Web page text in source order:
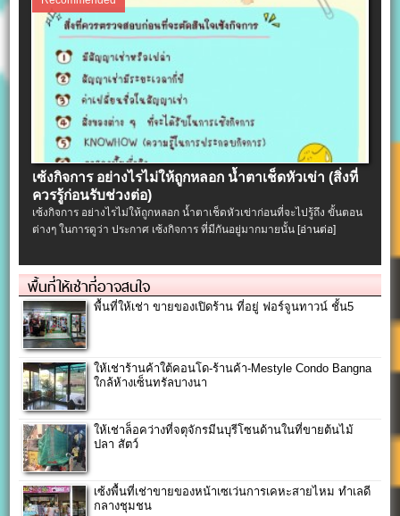
เซ้งกิจการ อย่างไรไม่ให้ถูกหลอก น้ำตาเช็ดหัวเข่า (สิ่งที่
ควรรู้ก่อนรับช่วงต่อ)
เซ้งกิจการ อย่างไรไม่ให้ถูกหลอก น้ำตาเช็ดหัวเข่าก่อนที่จะไปรู้ถึง ขั้นตอน
ต่างๆ ในการดูว่า ประกาศ เซ้งกิจการ ที่มีกันอยู่มากมายนั้น [อ่านต่อ]
พื้นที่ให้เช่าที่อาจสนใจ
พื้นที่ให้เช่า ขายของเปิดร้าน ที่อยู่ ฟอร์จูนทาวน์ ชั้น5
ให้เช่าร้านค้าใต้คอนโด-ร้านค้า-Mestyle Condo Bangna
ใกล้ห้างเซ็นทรัลบางนา
ให้เช่าล็อคว่างที่จตุจักรมีนบุรีโซนด้านในที่ขายต้นไม้
ปลา สัตว์
เซ้งพื้นที่เช่าขายของหน้าเซเว่นการเคหะสายไหม ทำเลดี
กลางชุมชน